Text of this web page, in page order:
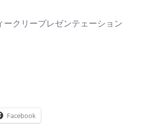
ークリープレゼンテェーション
Facebook